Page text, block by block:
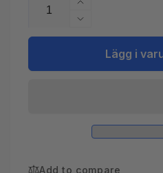
Öka
kvantitet
för
Minska
kvantitet
PVC
Lägg i
Add to compare